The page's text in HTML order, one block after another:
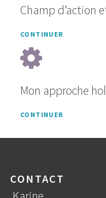
Champ d’action
CONTINUER
Mon approche
CONTINUER
CONTACT